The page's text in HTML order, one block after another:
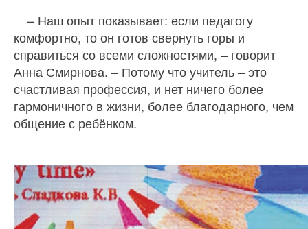
– Наш опыт показывает: если педагогу
комфортно, то он готов свернуть горы и
справиться со всеми сложностями, – говорит
Анна Смирнова. – Потому что учитель – это
счастливая профессия, и нет ничего более
гармоничного в жизни, более благодарного, чем
общение с ребёнком.